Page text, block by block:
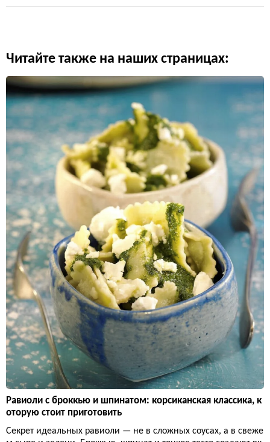
Читайте также на наших страницах:
Равиоли с броккью и шпинатом: корсиканская классика, к
оторую стоит приготовить
Секрет идеальных равиоли — не в сложных соусах, а в свеже